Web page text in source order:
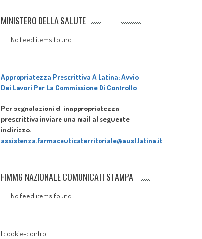
MINISTERO DELLA SALUTE
No feed items found.
Appropriatezza Prescrittiva A Latina: Avvio
Dei Lavori Per La Commissione Di Controllo
Per segnalazioni di inappropriatezza
prescrittiva inviare una mail al seguente
indirizzo:
assistenza.farmaceuticaterritoriale@ausl.latina.it
FIMMG NAZIONALE COMUNICATI STAMPA
No feed items found.
[cookie-control]